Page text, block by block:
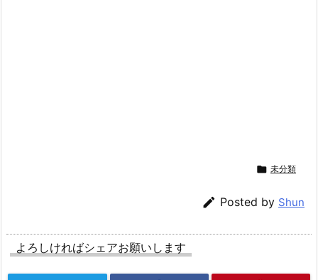
 未分類
 Posted by Shun
よろしければシェアお願いします